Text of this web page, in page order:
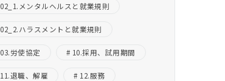
02_1.メンタルヘルスと就業規則
02_2.ハラスメントと就業規則
03.労使協定 10.採用、試用期間
11.退職、解雇 12.服務